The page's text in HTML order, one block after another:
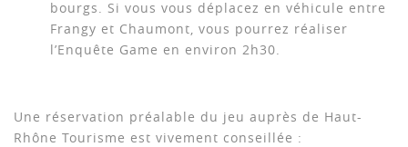
bourgs. Si vous vous déplacez en véhicule entre
Frangy et Chaumont, vous pourrez réaliser
l’Enquête Game en environ 2h30.
Une réservation préalable du jeu auprès de Haut-
Rhône Tourisme est vivement conseillée :